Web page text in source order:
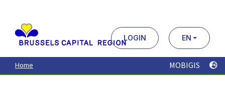
contenu
principal
LOGIN EN
Home MOBIGIS